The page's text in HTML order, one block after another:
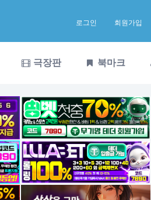
로그인 회원가입
극장판 북마크